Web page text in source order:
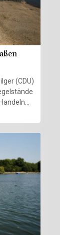
(CDU)
gesamte
Lage
wo